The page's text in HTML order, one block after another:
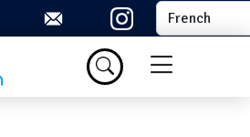
Select your
Menu du